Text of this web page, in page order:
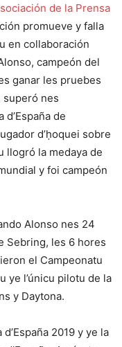
de la Prensa
promueve y falla
en collaboración
campeón del
ganar les pruebes
superó nes
de
d’ḥoquei sobre
llogró la medaya de
y foi campeón
Alonso nes 24
Sebring, les 6 hores
el Campeonatu
ye l’únicu pilotu de la
y Daytona.
2019 y ye la